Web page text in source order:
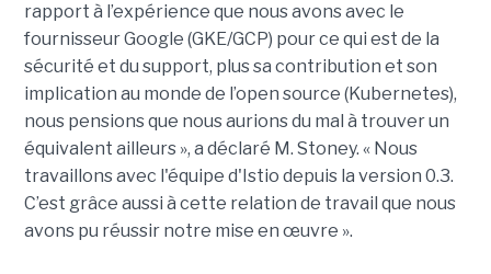
rapport à l’expérience que nous avons avec le
fournisseur Google (GKE/GCP) pour ce qui est de la
sécurité et du support, plus sa contribution et son
implication au monde de l’open source (Kubernetes),
nous pensions que nous aurions du mal à trouver un
équivalent ailleurs », a déclaré M. Stoney. « Nous
travaillons avec l'équipe d'Istio depuis la version 0.3.
C’est grâce aussi à cette relation de travail que nous
avons pu réussir notre mise en œuvre ».